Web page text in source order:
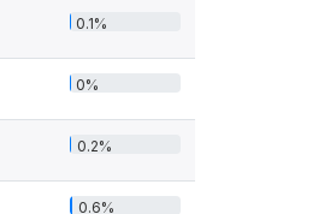
0.1%
0%
0.2%
0.6%